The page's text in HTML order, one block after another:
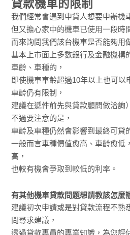
貸款機車的限制
我們經常會遇到申貸人想要申辦機
但又擔心家中的機車已使用一段時
而來詢問我們該台機車是否能夠用
基本上市面上多數銀行及金融機構
車齡、車種的，
即使機車車齡超過10年以上也可以
車齡仍有限制，
建議在遞件前先與貸款顧問做洽詢
不過要注意的是，
車齡及車種仍然會影響到最終可貸
一般而言車種價值愈高、車齡愈低
高，
也較有機會爭取到較低的利率。
有其他機車貸款問題想請教該怎麼
建議初次申請或是對貸款流程不熟
問尋求建議，
透過貸款專員的專業知識，為您評